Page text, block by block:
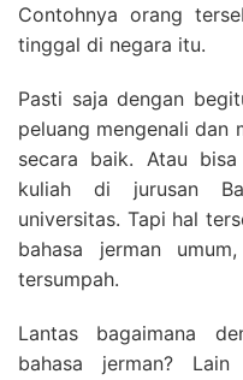
Contohnya orang
tinggal di negara itu.
Pasti saja dengan
peluang mengenali dan
secara baik. Atau
kuliah di jurusan
universitas. Tapi hal
bahasa jerman
tersumpah.
Lantas bagaimana
bahasa jerman?